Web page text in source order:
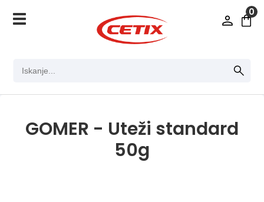
0
GOMER - Uteži standard
50g